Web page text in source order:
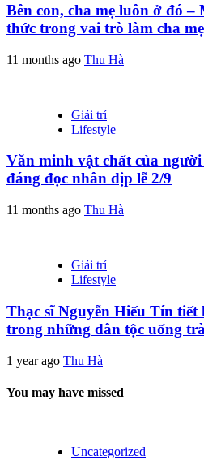
Bên con, cha mẹ luôn ở đó
thức trong vai trò làm cha mẹ
11 months ago Thu Hà
Giải trí
Lifestyle
Văn minh vật chất của
đáng đọc nhân dịp lễ 2/9
11 months ago Thu Hà
Giải trí
Lifestyle
Thạc sĩ Nguyễn Hiếu Tín
trong những dân tộc uống
1 year ago Thu Hà
You may have missed
Uncategorized